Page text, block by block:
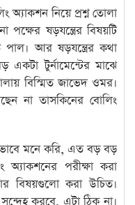
অ্যাকশন নিয়ে প্রশ্ন তোলা
ষড়যন্ত্রের বিষয়টি
পাল। আর ষড়যন্ত্রের কথা
টুর্নামেন্টের মাঝে
বিস্মিত জাভেদ ওমর।
না তাসকিনের বোলিং
মনে করি, এত বড় বড়
অ্যাকশনের পরীক্ষা করা
বিষয়গুলো করা উচিত।
করবে, এটা ঠিক না।